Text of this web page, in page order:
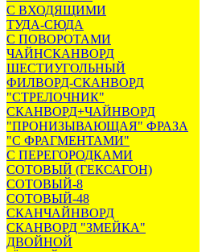
С ВХОДЯЩИМИ
ТУДА-СЮДА
С ПОВОРОТАМИ
ЧАЙНСКАНВОРД
ШЕСТИУГОЛЬНЫЙ
ФИЛВОРД-СКАНВОРД
"СТРЕЛОЧНИК"
СКАНВОРД+ЧАЙНВОРД
"ПРОНИЗЫВАЮЩАЯ" ФРАЗА
"С ФРАГМЕНТАМИ"
С ПЕРЕГОРОДКАМИ
СОТОВЫЙ (ГЕКСАГОН)
СОТОВЫЙ-8
СОТОВЫЙ-48
СКАНЧАЙНВОРД
СКАНВОРД "ЗМЕЙКА"
ДВОЙНОЙ